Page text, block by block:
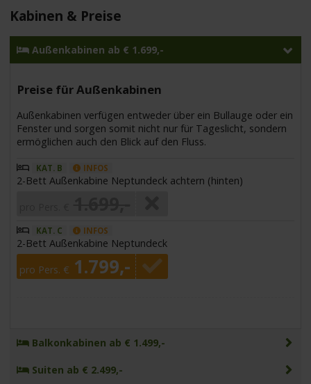
Kabinen & Preise
Außenkabinen ab € 1.699,-
Preise für Außenkabinen
Außenkabinen verfügen entweder über ein Bullauge oder ein
Fenster und sorgen somit nicht nur für Tageslicht, sondern
ermöglichen auch den Blick auf den Fluss.
KAT. B INFOS
2-Bett Außenkabine Neptundeck achtern (hinten)
KAT. C INFOS
2-Bett Außenkabine Neptundeck
pro Pers. € 1.799,-
Balkonkabinen ab € 1.499,-
Suiten ab € 2.499,-